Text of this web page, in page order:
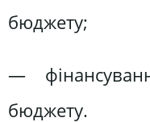
бюджету;
—
бюджету.